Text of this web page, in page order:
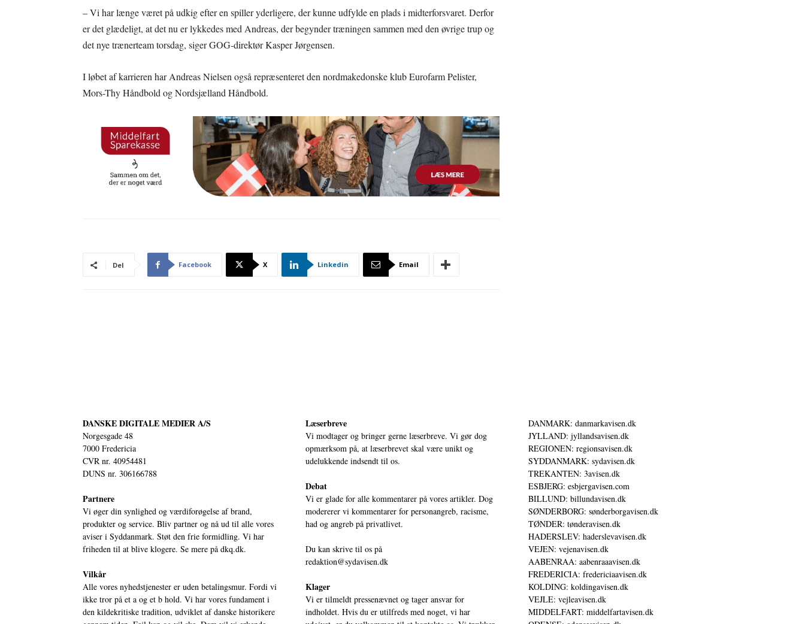
– Vi har længe været på udkig efter en spiller yderligere, der kunne udfylde en plads i midterforsvaret. Derfor
er det glædeligt, at det nu er lykkedes med Andreas, der begynder træningen sammen med den øvrige trup og
det nye trænerteam torsdag, siger GOG-direktør Kasper Jørgensen.
I løbet af karrieren har Andreas Nielsen også repræsenteret den nordmakedonske klub Eurofarm Pelister,
Mors-Thy Håndbold og Nordsjælland Håndbold.
Del Facebook X Linkedin Email
DANSKE DIGITALE MEDIER A/S
Norgesgade 48
7000 Fredericia
CVR nr. 40954481
DUNS nr. 306166788
Partnere
Vi øger din synlighed og værdiforøgelse af brand,
produkter og service. Bliv partner og nå ud til alle vores
aviser i Syddanmark. Støt den frie formidling. Vi har
friheden til at blive klogere. Se mere på dkq.dk.
Vilkår
Alle vores nyhedstjenester er uden betalingsmur. Fordi vi
ikke tror på et a og et b hold. Vi har vores fundament i
den kildekritiske tradition, udviklet af danske historikere
Læserbreve
Vi modtager og bringer gerne læserbreve. Vi gør dog
opmærksom på, at læserbrevet skal være unikt og
udelukkende indsendt til os.
Debat
Vi er glade for alle kommentarer på vores artikler. Dog
modererer vi kommentarer for personangreb, racisme,
had og angreb på privatlivet.
Du kan skrive til os på
redaktion@sydavisen.dk
Klager
Vi er tilmeldt pressenævnet og tager ansvar for
indholdet. Hvis du er utilfreds med noget, vi har
DANMARK: danmarkavisen.dk
JYLLAND: jyllandsavisen.dk
REGIONEN: regionsavisen.dk
SYDDANMARK: sydavisen.dk
TREKANTEN: 3avisen.dk
ESBJERG: esbjergavisen.com
BILLUND: billundavisen.dk
SØNDERBORG: sønderborgavisen.dk
TØNDER: tønderavisen.dk
HADERSLEV: haderslevavisen.dk
VEJEN: vejenavisen.dk
AABENRAA: aabenraaavisen.dk
FREDERICIA: fredericiaavisen.dk
KOLDING: koldingavisen.dk
VEJLE: vejleavisen.dk
MIDDELFART: middelfartavisen.dk